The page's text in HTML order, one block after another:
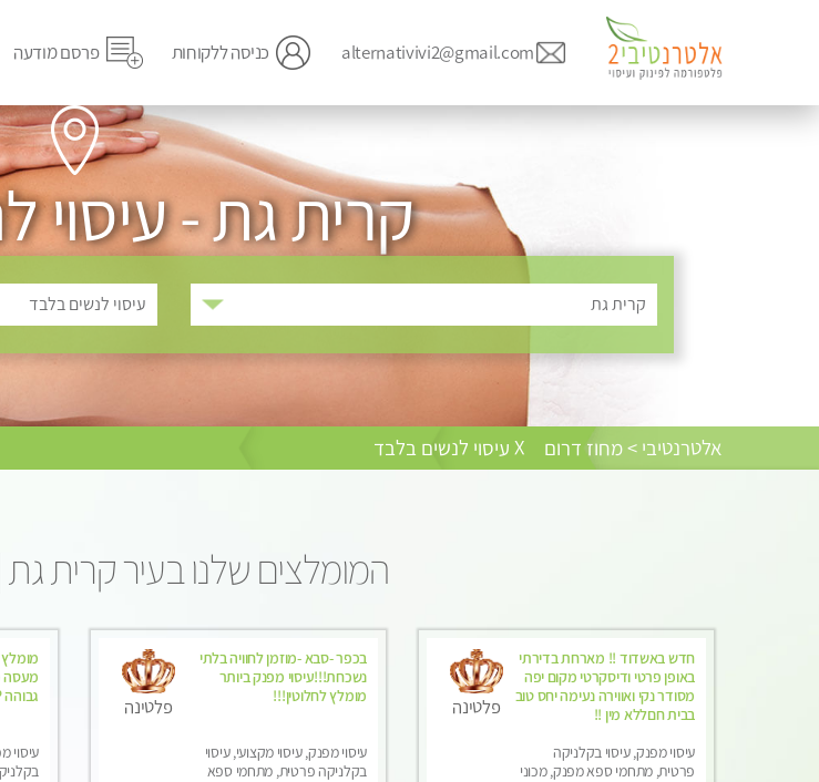
alternativivi2@gmail.com כניסה ללקוחות פרסם מודעה
קרית גת - עיסוי
קרית גת עיסוי לנשים בלבד
אלטרנטיבי > מחוז דרום X עיסוי לנשים בלבד
המומלצים שלנו בעיר קרית גת
חדש באשדוד !! מארחת בדירתי
באופן פרטי ודיסקרטי מקום יפה
מסודר נקי ואווירה נעימה יחס טוב
בבית חםללא מין !!
עיסוי מפנק, עיסוי בקלניקה
פרטית, מתחמי ספא מפנק, מכוני
פלטינה
בכפר -סבא -מוזמן לחוויה בלתי
נשכחת!!!עיסוי מפנק ביותר
מומלץ לחלוטין!!!
עיסוי מפנק, עיסוי מקצועי, עיסוי
בקלניקה פרטית, מתחמי ספא
פלטינה
מומלץ
מעסה
גבוהה VIP תתקשר .....
עיסוי